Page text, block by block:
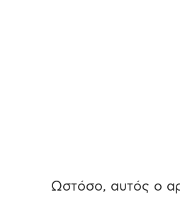
Ωστόσο, αυτός ο